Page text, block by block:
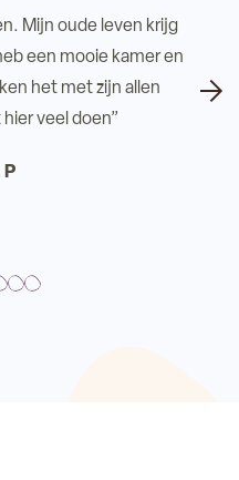
“Ik voel me hier heel erg
dat iedereen je kent. Ze
een luisterend